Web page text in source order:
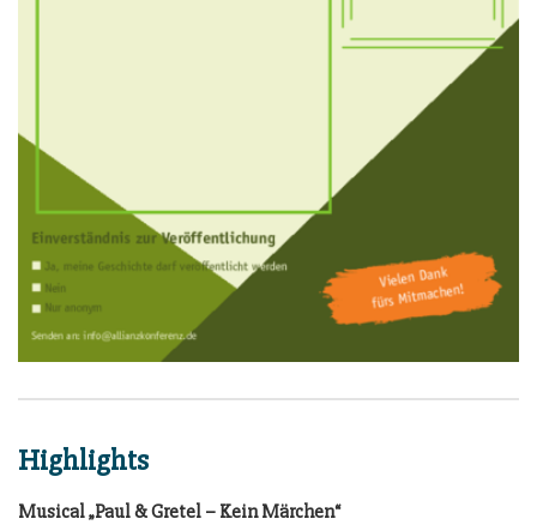
Highlights
Musical „Paul & Gretel – Kein Märchen“